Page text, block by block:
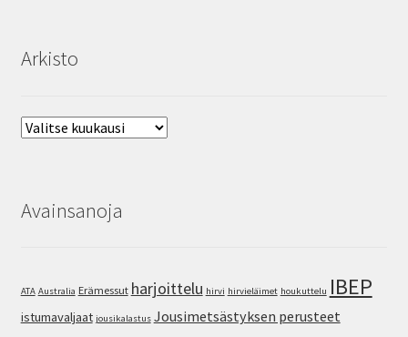
Arkisto
Arkisto
Avainsanoja
ATA Australia Erämessut harjoittelu hirvi hirvieläimet houkuttelu IBEP
istumavaljaat jousikalastus Jousimetsästyksen perusteet